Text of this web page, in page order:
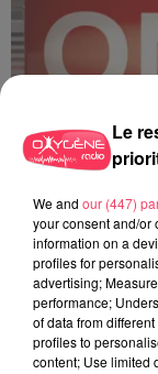
C'est plus ou c'est
Le
We and our (447)
your consent and/or
information on a
profiles for
advertising;
performance;
of data from
profiles to
content; Use limited